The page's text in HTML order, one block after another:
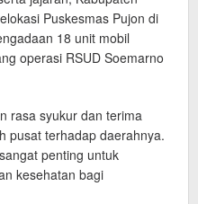
Puskesmas Pujon di
18 unit mobil
operasi RSUD Soemarno
rasa syukur dan terima
pusat terhadap daerahnya.
penting untuk
kesehatan bagi